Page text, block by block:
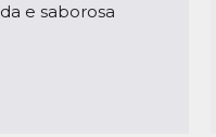
e saborosa